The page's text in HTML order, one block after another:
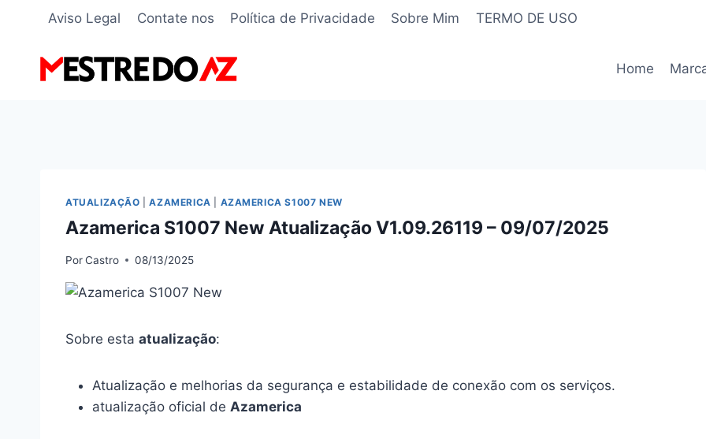
Conteúdo
Aviso Legal Contate nos Política de Privacidade Sobre Mim TERMO DE USO
Home
ATUALIZAÇÃO |AZAMERICA AZAMERICA S1007 NEW
Azamerica S1007 New Atualização V1.09.26119 – 09/07/2025
PorCastro 08/13/2025
Sobre esta atualização:
Atualização e melhorias da segurança e estabilidade de conexão com os serviços.
atualização oficial de Azamerica